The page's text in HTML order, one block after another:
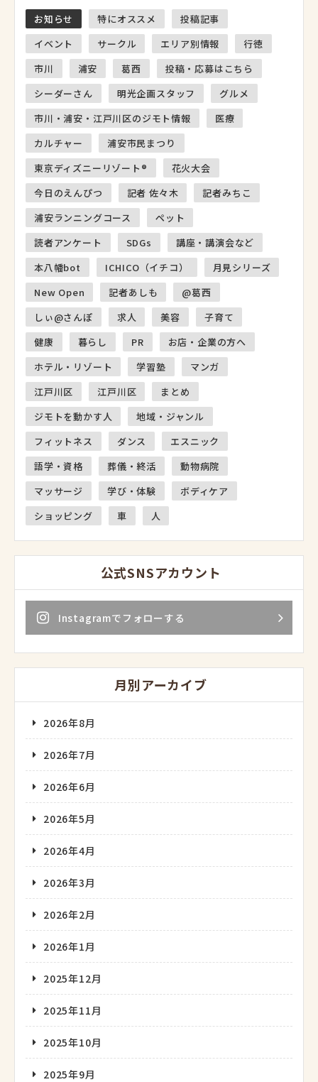
お知らせ 特にオススメ
投稿記事
イベント
サークル エリア別情報
行徳
市川
浦安 葛西
投稿・応募はこちら
シーダーさん
明光企画スタッフ
グルメ
市川・浦安・江戸川区のジモト情報
医療
カルチャー
浦安市民まつり
東京ディズニーリゾート®
花火大会
今日のえんぴつ
記者 佐々木
記者みちこ
浦安ランニングコース
ペット
読者アンケート
SDGs
講座・講演会など
本八幡bot
ICHICO（イチコ）
月見シリーズ
New Open
記者あしも
@葛西
しぃ@さんぽ
求人 美容
子育て
健康
暮らし PR
お店・企業の方へ
ホテル・リゾート
学習塾
マンガ
江戸川区
江戸川区
まとめ
ジモトを動かす人
地域・ジャンル
フィットネス
ダンス
エスニック
語学・資格
葬儀・終活
動物病院
マッサージ
学び・体験
ボディケア
ショッピング
車 人
公式SNSアカウント
Instagramでフォローする
月別アーカイブ
2026年8月
2026年7月
2026年6月
2026年5月
2026年4月
2026年3月
2026年2月
2026年1月
2025年12月
2025年11月
2025年10月
2025年9月